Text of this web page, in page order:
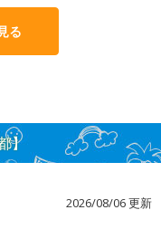
る
】
2026/08/06 更新